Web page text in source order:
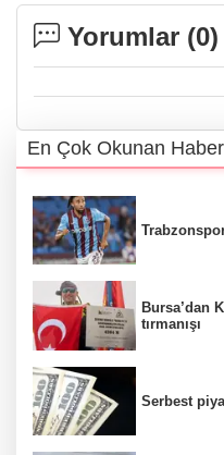
Yorumlar (0)
En Çok Okunan
Bursa’dan
tırmanışı
Serbest